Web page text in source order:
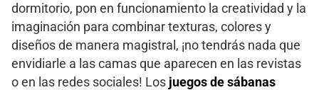
dormitorio, pon en funcionamiento la creatividad y la
imaginación para combinar texturas, colores y
diseños de manera magistral, ¡no tendrás nada que
envidiarle a las camas que aparecen en las revistas
o en las redes sociales! Los juegos de sábanas